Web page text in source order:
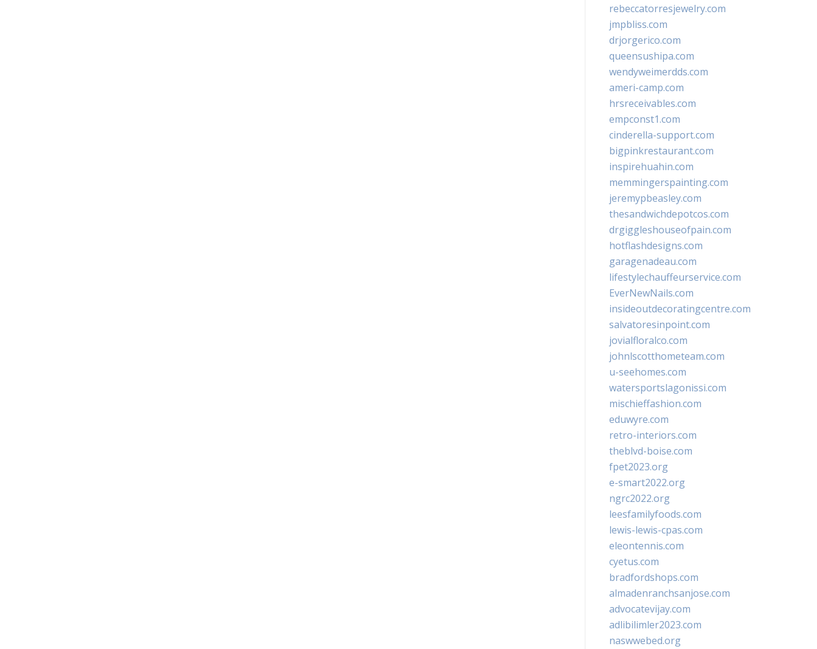
rebeccatorresjewelry.com
jmpbliss.com
drjorgerico.com
queensushipa.com
wendyweimerdds.com
ameri-camp.com
hrsreceivables.com
empconst1.com
cinderella-support.com
bigpinkrestaurant.com
inspirehuahin.com
memmingerspainting.com
jeremypbeasley.com
thesandwichdepotcos.com
drgiggleshouseofpain.com
hotflashdesigns.com
garagenadeau.com
lifestylechauffeurservice.com
EverNewNails.com
insideoutdecoratingcentre.com
salvatoresinpoint.com
jovialfloralco.com
johnlscotthometeam.com
u-seehomes.com
watersportslagonissi.com
mischieffashion.com
eduwyre.com
retro-interiors.com
theblvd-boise.com
fpet2023.org
e-smart2022.org
ngrc2022.org
leesfamilyfoods.com
lewis-lewis-cpas.com
eleontennis.com
cyetus.com
bradfordshops.com
almadenranchsanjose.com
advocatevijay.com
adlibilimler2023.com
naswwebed.org